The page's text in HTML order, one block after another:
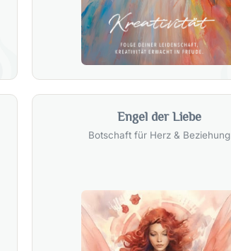
Engel der Liebe
Botschaft für Herz & Beziehung